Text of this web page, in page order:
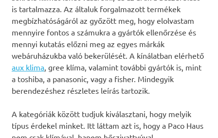
is tartalmazza. Az általuk forgalmazott termékek
megbízhatóságáról az győzött meg, hogy elolvastam
mennyire fontos a számukra a gyártók ellenőrzése és
mennyi kutatás előzni meg az egyes márkák
webáruházukba való bekerülését. A kínálatban elérhető
aux klima , gree klíma, valamint további gyártók is, mint
a toshiba, a panasonic, vagy a fisher. Mindegyik
berendezéshez részletes leírás tartozik.
A kategóriák között tudjuk kiválasztani, hogy melyik
típus érdekel minket. Itt láttam azt is, hogy a Paco Haus